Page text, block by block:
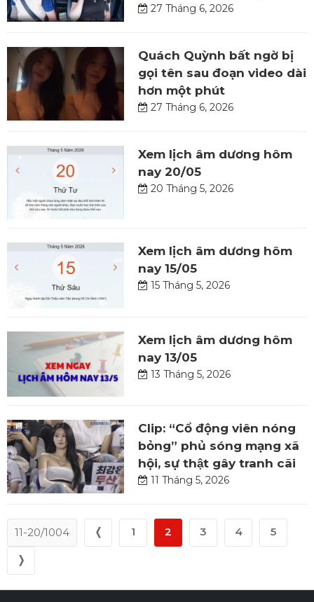
27 Tháng 6, 2026
Quách Quỳnh bất ngờ bị
gọi tên sau đoạn video dài
hơn một phút
27 Tháng 6, 2026
Xem lịch âm dương hôm
nay 20/05
20 Tháng 5, 2026
Xem lịch âm dương hôm
nay 15/05
15 Tháng 5, 2026
Xem lịch âm dương hôm
nay 13/05
13 Tháng 5, 2026
Clip: “Cổ động viên nóng
bỏng” phủ sóng mạng xã
hội, sự thật gây tranh cãi
11 Tháng 5, 2026
11-20/1004 ❬ 1 2 3 4 5
❭